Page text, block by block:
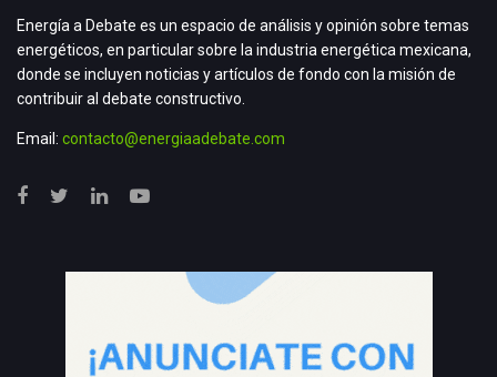
Energía a Debate es un espacio de análisis y opinión sobre temas
energéticos, en particular sobre la industria energética mexicana,
donde se incluyen noticias y artículos de fondo con la misión de
contribuir al debate constructivo.
Email: contacto@energiaadebate.com